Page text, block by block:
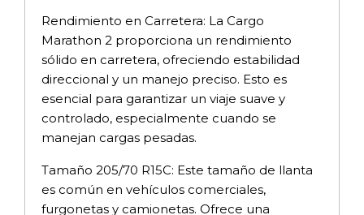
Rendimiento en Carretera: La Cargo
Marathon 2 proporciona un rendimiento
sólido en carretera, ofreciendo estabilidad
direccional y un manejo preciso. Esto es
esencial para garantizar un viaje suave y
controlado, especialmente cuando se
manejan cargas pesadas.
Tamaño 205/70 R15C: Este tamaño de llanta
es común en vehículos comerciales,
furgonetas y camionetas. Ofrece una